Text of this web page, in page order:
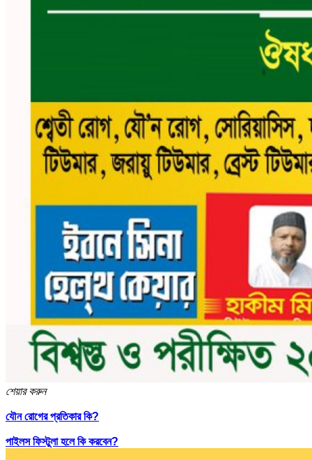
শেয়ার করুন
যৌন রোগের প্রতিকার কি?
পাইলস ফিস্টুলা হলে কি করবেন?